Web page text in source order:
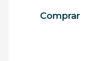
Comprar